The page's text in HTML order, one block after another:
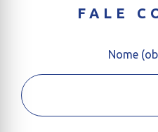
FALE
Nome